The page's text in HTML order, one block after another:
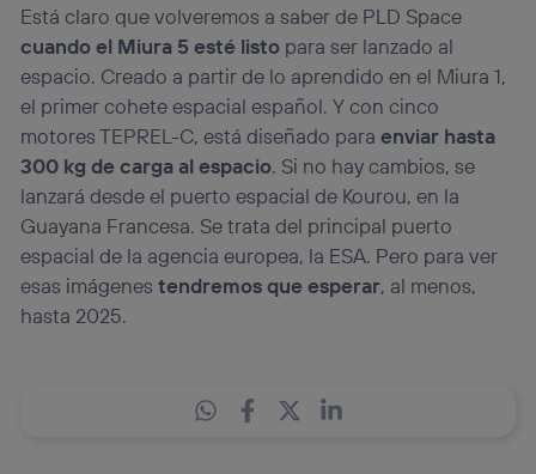
Está claro que volveremos a saber de PLD Space
cuando el Miura 5 esté listo para ser lanzado al
espacio. Creado a partir de lo aprendido en el Miura 1,
el primer cohete espacial español. Y con cinco
motores TEPREL-C, está diseñado paraenviar hasta
300 kg de carga al espacio. Si no hay cambios, se
lanzará desde el puerto espacial de Kourou, en la
Guayana Francesa. Se trata del principal puerto
espacial de la agencia europea, la ESA. Pero para ver
esas imágenestendremos que esperar, al menos,
hasta 2025.